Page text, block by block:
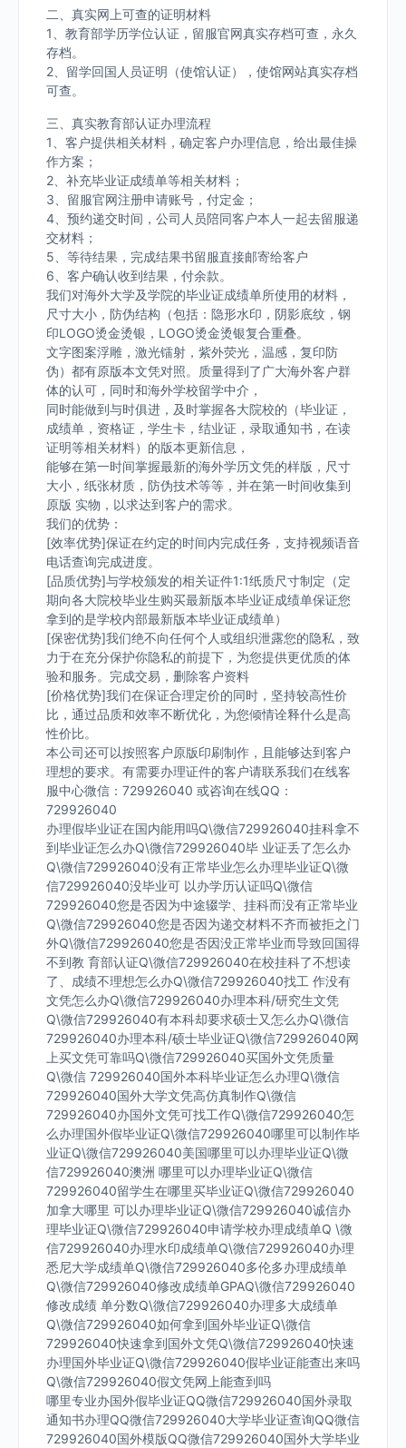
二、真实网上可查的证明材料
1、教育部学历学位认证，留服官网真实存档可查，永久
存档。
2、留学回国人员证明（使馆认证），使馆网站真实存档
可查。
三、真实教育部认证办理流程
1、客户提供相关材料，确定客户办理信息，给出最佳操
作方案；
2、补充毕业证成绩单等相关材料；
3、留服官网注册申请账号，付定金；
4、预约递交时间，公司人员陪同客户本人一起去留服递
交材料；
5、等待结果，完成结果书留服直接邮寄给客户
6、客户确认收到结果，付余款。
我们对海外大学及学院的毕业证成绩单所使用的材料，
尺寸大小，防伪结构（包括：隐形水印，阴影底纹，钢
印LOGO烫金烫银，LOGO烫金烫银复合重叠。
文字图案浮雕，激光镭射，紫外荧光，温感，复印防
伪）都有原版本文凭对照。质量得到了广大海外客户群
体的认可，同时和海外学校留学中介，
同时能做到与时俱进，及时掌握各大院校的（毕业证，
成绩单，资格证，学生卡，结业证，录取通知书，在读
证明等相关材料）的版本更新信息，
能够在第一时间掌握最新的海外学历文凭的样版，尺寸
大小，纸张材质，防伪技术等等，并在第一时间收集到
原版 实物，以求达到客户的需求。
我们的优势：
[效率优势]保证在约定的时间内完成任务，支持视频语音
电话查询完成进度。
[品质优势]与学校颁发的相关证件1:1纸质尺寸制定（定
期向各大院校毕业生购买最新版本毕业证成绩单保证您
拿到的是学校内部最新版本毕业证成绩单）
[保密优势]我们绝不向任何个人或组织泄露您的隐私，致
力于在充分保护你隐私的前提下，为您提供更优质的体
验和服务。完成交易，删除客户资料
[价格优势]我们在保证合理定价的同时，坚持较高性价
比，通过品质和效率不断优化，为您倾情诠释什么是高
性价比。
本公司还可以按照客户原版印刷制作，且能够达到客户
理想的要求。有需要办理证件的客户请联系我们在线客
服中心微信：729926040 或咨询在线QQ：
729926040
办理假毕业证在国内能用吗Q\微信729926040挂科拿不
到毕业证怎么办Q\微信729926040毕 业证丢了怎么办
Q\微信729926040没有正常毕业怎么办理毕业证Q\微
信729926040没毕业可 以办学历认证吗Q\微信
729926040您是否因为中途辍学、挂科而没有正常毕业
Q\微信729926040您是否因为递交材料不齐而被拒之门
外Q\微信729926040您是否因没正常毕业而导致回国得
不到教 育部认证Q\微信729926040在校挂科了不想读
了、成绩不理想怎么办Q\微信729926040找工 作没有
文凭怎么办Q\微信729926040办理本科/研究生文凭
Q\微信729926040有本科却要求硕士又怎么办Q\微信
729926040办理本科/硕士毕业证Q\微信729926040网
上买文凭可靠吗Q\微信729926040买国外文凭质量
Q\微信 729926040国外本科毕业证怎么办理Q\微信
729926040国外大学文凭高仿真制作Q\微信
729926040办国外文凭可找工作Q\微信729926040怎
么办理国外假毕业证Q\微信729926040哪里可以制作毕
业证Q\微信729926040美国哪里可以办理毕业证Q\微
信729926040澳洲 哪里可以办理毕业证Q\微信
729926040留学生在哪里买毕业证Q\微信729926040
加拿大哪里 可以办理毕业证Q\微信729926040诚信办
理毕业证Q\微信729926040申请学校办理成绩单Q \微
信729926040办理水印成绩单Q\微信729926040办理
悉尼大学成绩单Q\微信729926040多伦多办理成绩单
Q\微信729926040修改成绩单GPAQ\微信729926040
修改成绩 单分数Q\微信729926040办理多大成绩单
Q\微信729926040如何拿到国外毕业证Q\微信
729926040快速拿到国外文凭Q\微信729926040快速
办理国外毕业证Q\微信729926040假毕业证能查出来吗
Q\微信729926040假文凭网上能查到吗
哪里专业办国外假毕业证QQ微信729926040国外录取
通知书办理QQ微信729926040大学毕业证查询QQ微信
729926040国外模版QQ微信729926040国外大学毕业